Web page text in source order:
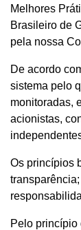
Melhores
Brasileiro de
pela nossa
De acordo
sistema pelo
monitoradas,
acionistas,
Os princípios
Pelo princípio